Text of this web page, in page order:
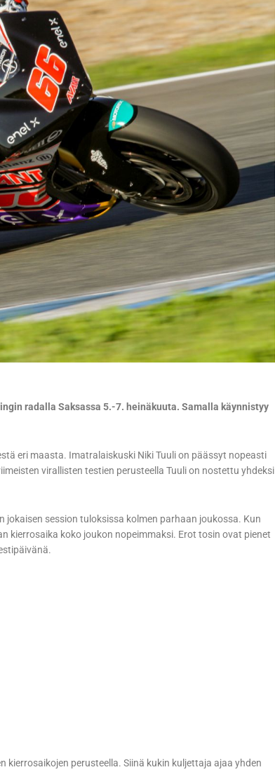
radalla Saksassa 5.-7. heinäkuuta. Samalla käynnistyy
eri maasta. Imatralaiskuski Niki Tuuli on päässyt nopeasti
virallisten testien perusteella Tuuli on nostettu yhdeksi
session tuloksissa kolmen parhaan joukossa. Kun
koko joukon nopeimmaksi. Erot tosin ovat pienet
perusteella. Siinä kukin kuljettaja ajaa yhden